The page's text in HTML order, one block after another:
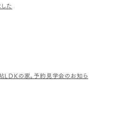
た
LDKの家。予約見学会のお知ら